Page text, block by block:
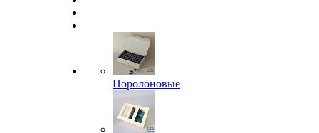
Поролоновые